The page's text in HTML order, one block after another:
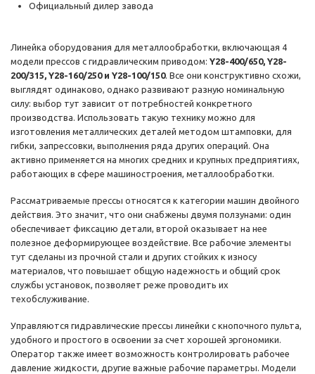
Официальный дилер завода
Линейка оборудования для металлообработки, включающая 4
модели прессов с гидравлическим приводом: Y28-400/650, Y28-
200/315, Y28-160/250 и Y28-100/150. Все они конструктивно схожи,
выглядят одинаково, однако развивают разную номинальную
силу: выбор тут зависит от потребностей конкретного
производства. Использовать такую технику можно для
изготовления металлических деталей методом штамповки, для
гибки, запрессовки, выполнения ряда других операций. Она
активно применяется на многих средних и крупных предприятиях,
работающих в сфере машиностроения, металлообработки.
Рассматриваемые прессы относятся к категории машин двойного
действия. Это значит, что они снабжены двумя ползунами: один
обеспечивает фиксацию детали, второй оказывает на нее
полезное деформирующее воздействие. Все рабочие элементы
тут сделаны из прочной стали и других стойких к износу
материалов, что повышает общую надежность и общий срок
службы установок, позволяет реже проводить их
техобслуживание.
Управляются гидравлические прессы линейки с кнопочного пульта,
удобного и простого в освоении за счет хорошей эргономики.
Оператор также имеет возможность контролировать рабочее
давление жидкости, другие важные рабочие параметры. Модели